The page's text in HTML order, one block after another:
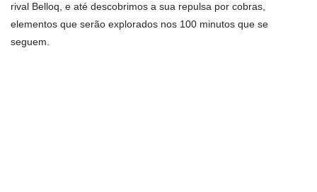
rival Belloq, e até descobrimos a sua repulsa por cobras,
elementos que serão explorados nos 100 minutos que se
seguem.